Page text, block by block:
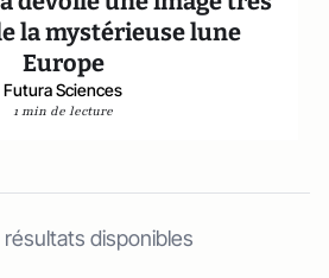
la mystérieuse lune
Europe
Futura Sciences
1 min de lecture
résultats disponibles